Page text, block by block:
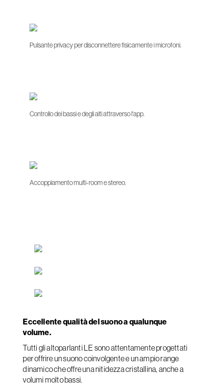
Pulsante privacy per disconnettere fisicamente i microfoni.
Controllo dei bassi e degli alti attraverso l'app.
Accoppiamento multi-room e stereo.
Eccellente qualità del suono a qualunque
volume.
Tutti gli altoparlanti LE sono attentamente progettati
per offrire un suono coinvolgente e un ampio range
dinamico che offre una nitidezza cristallina, anche a
volumi molto bassi.